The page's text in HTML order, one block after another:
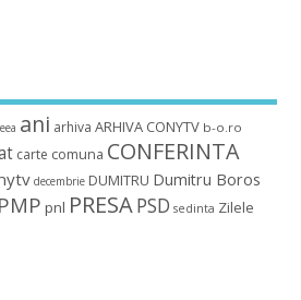
ani arhiva ARHIVA CONYTV b-o.ro
carte comuna CONFERINTA
decembrie DUMITRU Dumitru Boros
PMP pnl PRESAPSD sedinta Zilele